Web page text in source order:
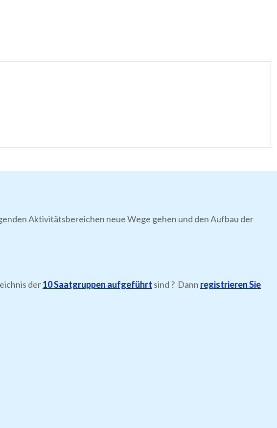
Aktivitätsbereichen neue Wege gehen und den Aufbau der
der10 Saatgruppen aufgeführt sind ? Dann registrieren Sie